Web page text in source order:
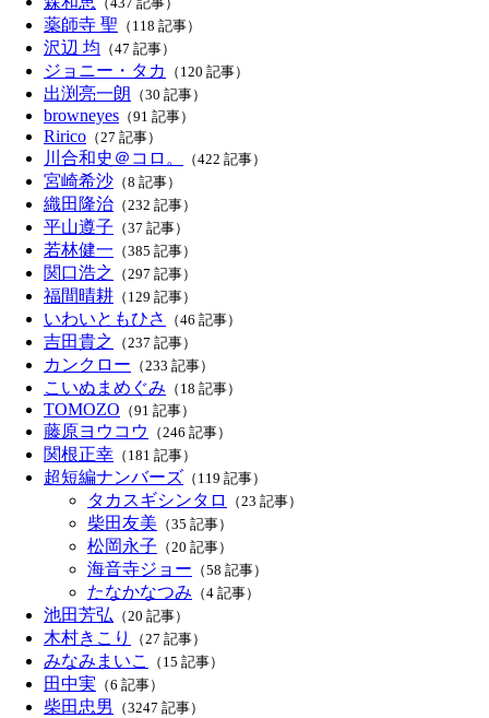
薬師寺 聖 （118 記事）
沢辺 均 （47 記事）
ジョニー・タカ （120 記事）
出渕亮一朗 （30 記事）
browneyes （91 記事）
Ririco （27 記事）
川合和史＠コロ。 （422 記事）
宮崎希沙 （8 記事）
織田隆治 （232 記事）
平山遵子 （37 記事）
若林健一 （385 記事）
関口浩之 （297 記事）
福間晴耕 （129 記事）
いわいともひさ （46 記事）
吉田貴之 （237 記事）
カンクロー （233 記事）
こいぬまめぐみ （18 記事）
TOMOZO （91 記事）
藤原ヨウコウ （246 記事）
関根正幸 （181 記事）
超短編ナンバーズ （119 記事）
タカスギシンタロ （23 記事）
柴田友美 （35 記事）
松岡永子 （20 記事）
海音寺ジョー （58 記事）
たなかなつみ （4 記事）
池田芳弘 （20 記事）
木村きこり （27 記事）
みなみまいこ （15 記事）
田中実 （6 記事）
柴田忠男 （3247 記事）